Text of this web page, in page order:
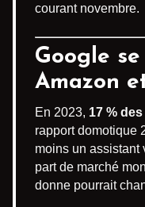
courant novembre.
Google
Amazon
En 2023, 17 %
rapport domotique
moins un assistant
part de marché
donne pourrait